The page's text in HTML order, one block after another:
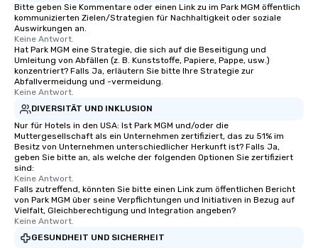
to gather and dine
experienced, and all
are special, from the
last. It’s an
convenient and
experience is
restaurants are within
short stroll allows
members a chance to
networking
Bitte geben Sie Kommentare oder einen Link zu im Park MGM öffentlich
kommunizierten Zielen/Strategien für Nachhaltigkeit oder soziale
Auswirkungen an.
Keine Antwort.
Hat Park MGM eine Strategie, die sich auf die Beseitigung und
Umleitung von Abfällen (z. B. Kunststoffe, Papiere, Pappe, usw.)
konzentriert? Falls Ja, erläutern Sie bitte Ihre Strategie zur
Abfallvermeidung und -vermeidung.
Keine Antwort.
DIVERSITÄT UND INKLUSION
Nur für Hotels in den USA: Ist Park MGM und/oder die
Muttergesellschaft als ein Unternehmen zertifiziert, das zu 51% im
Besitz von Unternehmen unterschiedlicher Herkunft ist? Falls Ja,
geben Sie bitte an, als welche der folgenden Optionen Sie zertifiziert
sind:
Keine Antwort.
Falls zutreffend, könnten Sie bitte einen Link zum öffentlichen Bericht
von Park MGM über seine Verpflichtungen und Initiativen in Bezug auf
Vielfalt, Gleichberechtigung und Integration angeben?
Keine Antwort.
GESUNDHEIT UND SICHERHEIT